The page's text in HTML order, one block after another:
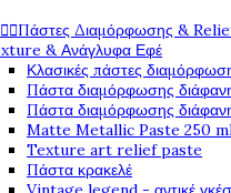
Πάστες Διαμόρφωσης &
& Ανάγλυφα Εφέ
Κλασικές πάστες
Πάστα διαμόρφωσης
Πάστα διαμόρφωσης
Matte Metallic Paste 250
Texture art relief paste
Πάστα κρακελέ